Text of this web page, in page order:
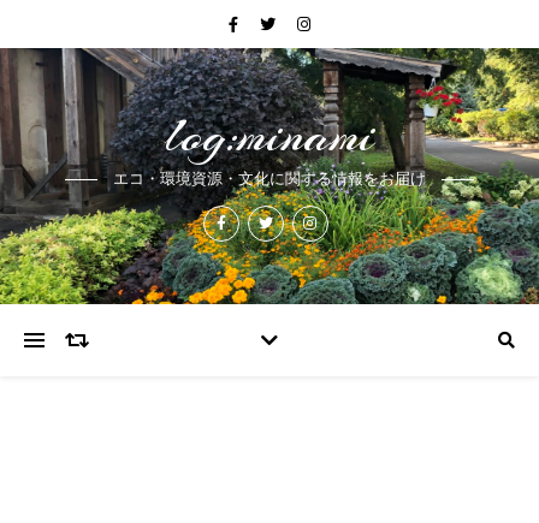
log:minami
エコ・環境資源・文化に関する情報をお届け